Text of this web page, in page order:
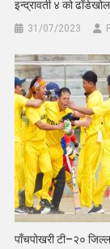
इन्द्रावती ४ को
31/07/2023
पाँचपोखरी टी–२०